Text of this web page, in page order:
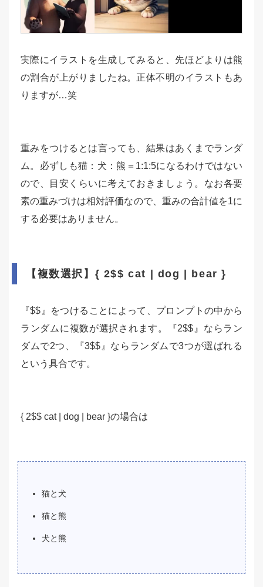
実際にイラストを生成してみると、先ほどよりは熊
の割合が上がりましたね。正体不明のイラストもあ
りますが…笑
重みをつけるとは言っても、結果はあくまでランダ
ム。必ずしも猫：犬：熊＝1:1:5になるわけではない
ので、目安くらいに考えておきましょう。なお各要
素の重みづけは相対評価なので、重みの合計値を1に
する必要はありません。
【複数選択】{ 2$$ cat | dog | bear }
『$$』をつけることによって、プロンプトの中から
ランダムに複数が選択されます。『2$$』ならラン
ダムで2つ、『3$$』ならランダムで3つが選ばれる
という具合です。
{ 2$$ cat | dog | bear }の場合は
猫と犬
猫と熊
犬と熊